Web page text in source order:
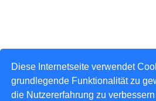
Diese Internetseite verwendet
grundlegende Funktionalität zu
die Nutzererfahrung zu